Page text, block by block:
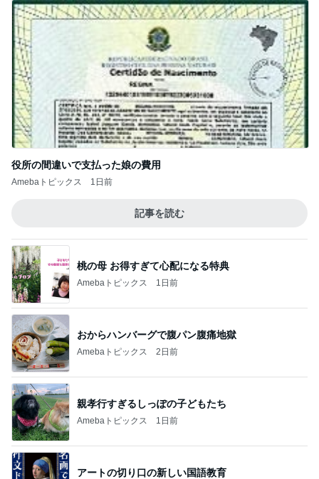
役所の間違いで支払った娘の費用
Amebaトピックス 1日前
記事を読む
桃の母 お得すぎて心配になる特典
Amebaトピックス 1日前
おからハンバーグで腹パン腹痛地獄
Amebaトピックス 2日前
親孝行すぎるしっぽの子どもたち
Amebaトピックス 1日前
アートの切り口の新しい国語教育